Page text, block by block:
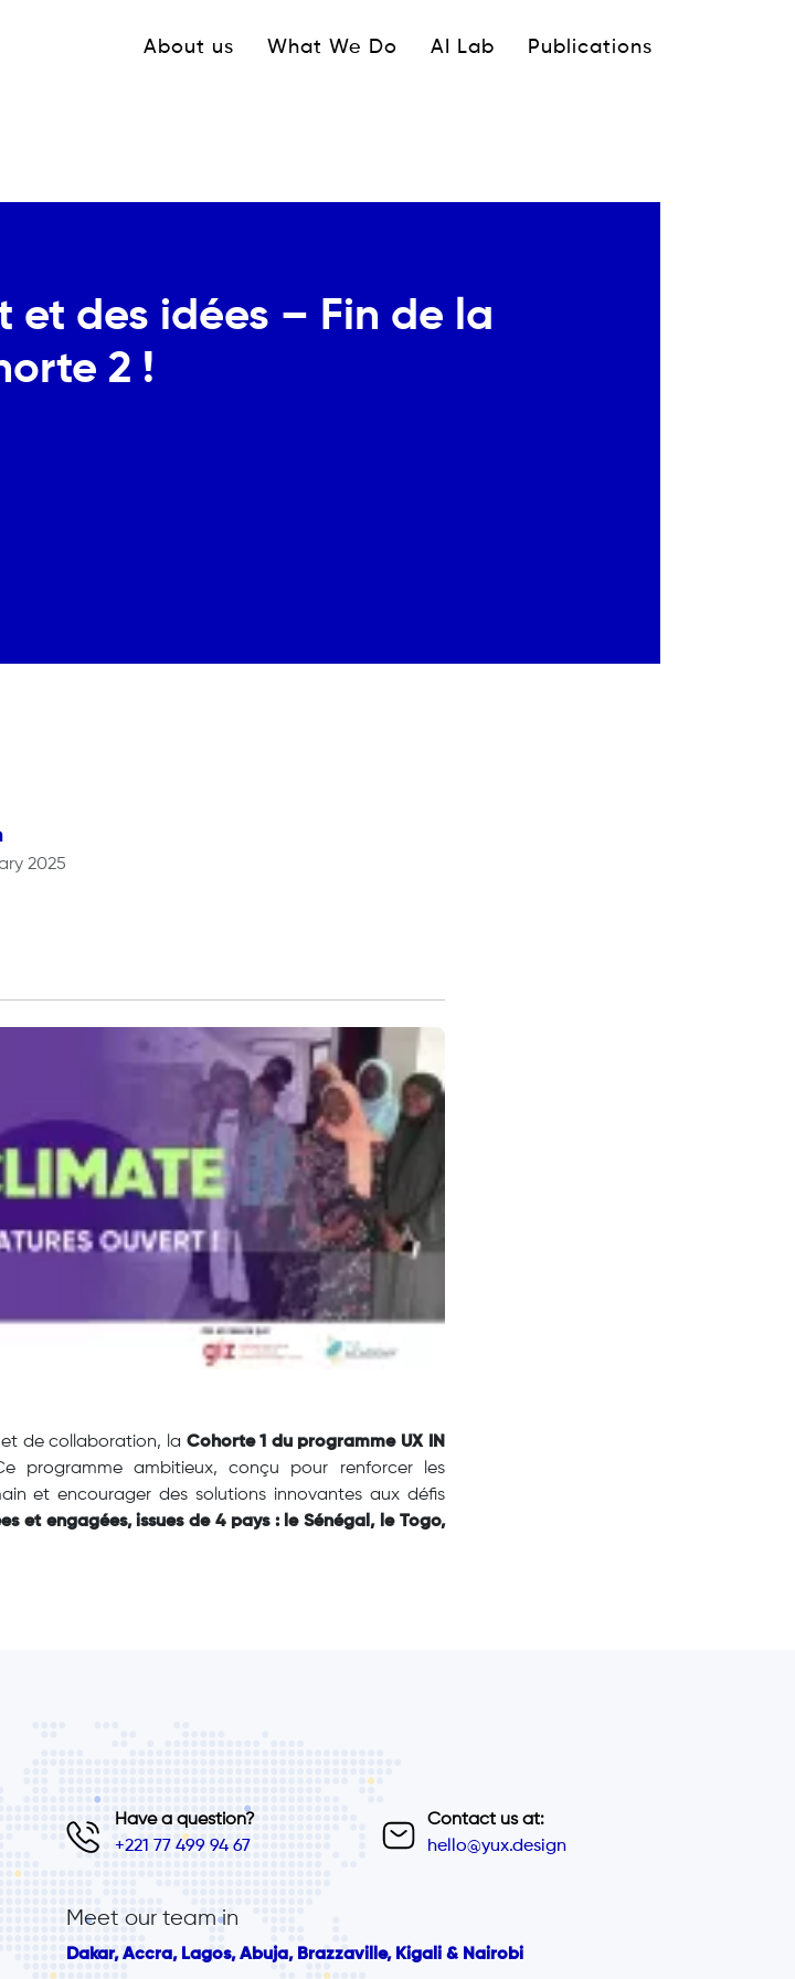
Navigation principale
About us What We Do AI Lab Publications
et des idées – Fin de la
2 !
2025
et de collaboration, la Cohorte 1 du programme UX IN
programme ambitieux, conçu pour renforcer les
et encourager des solutions innovantes aux défis
et engagées, issues de 4 pays : le Sénégal, le Togo,
Have a question?
+221 77 499 94 67
Contact us at:
hello@yux.design
Meet our team in
Dakar, Accra, Lagos, Abuja, Brazzaville, Kigali & Nairobi